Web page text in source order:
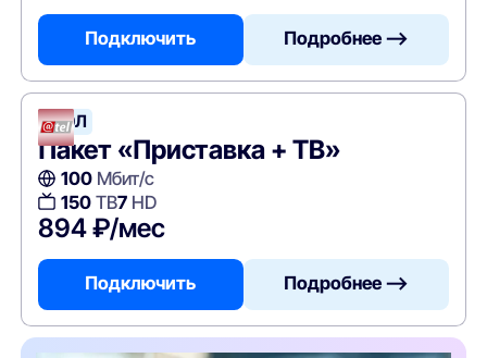
Подключить Подробнее —>
АТЭЛ
Пакет «Приставка + ТВ»
100Мбит/с
150ТВ7HD
894 ₽/мес
Подключить Подробнее —>